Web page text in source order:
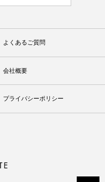
よくあるご質問
会社概要
プライバシーポリシー